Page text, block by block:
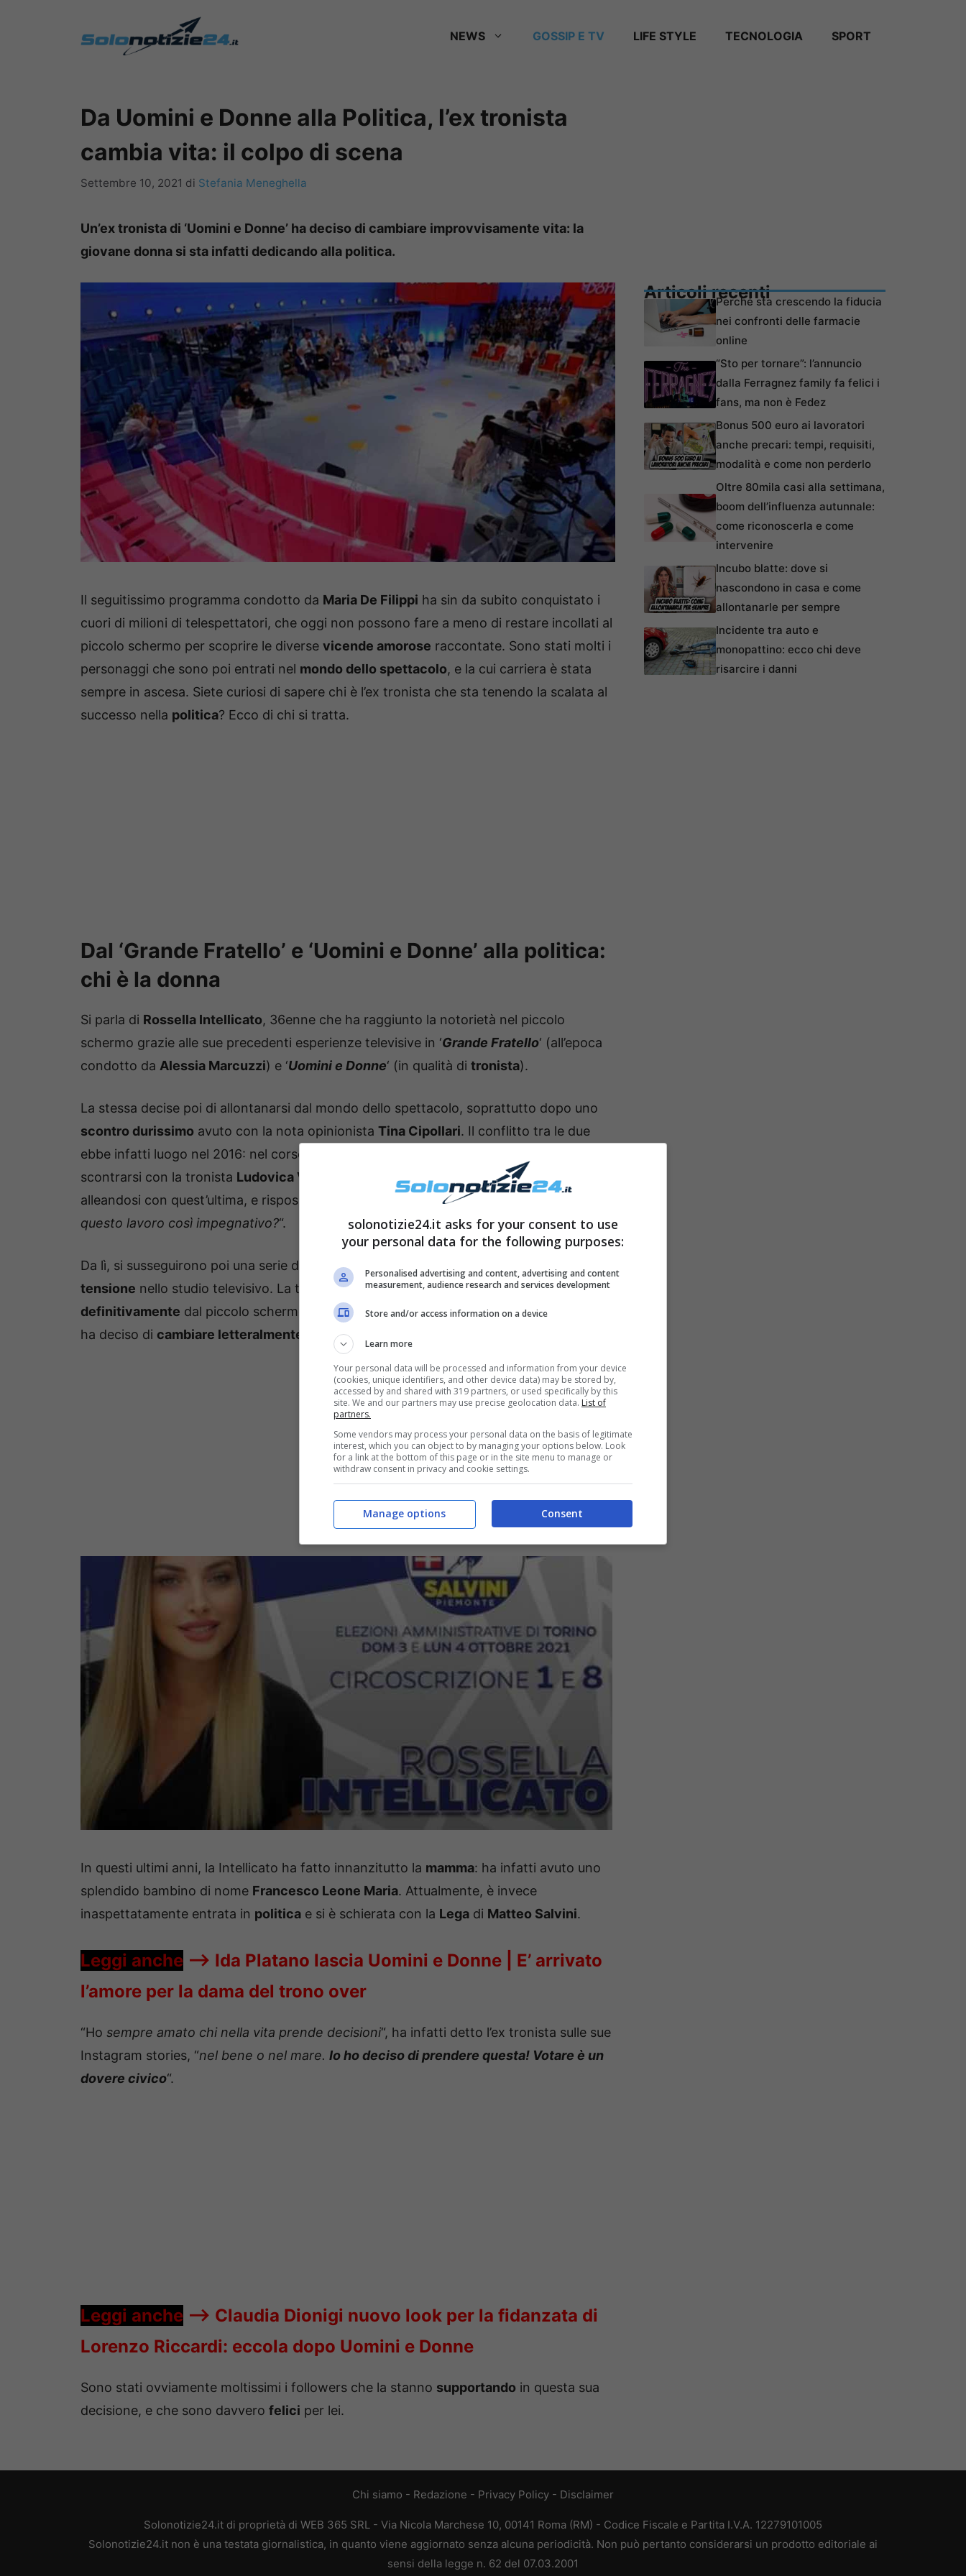
NEWS GOSSIP E TV LIFE STYLE TECNOLOGIA SPORT
Da Uomini e Donne alla Politica, l’ex tronista
cambia vita: il colpo di scena
Settembre 10, 2021 di Stefania Meneghella
Un’ex tronista di ‘Uomini e Donne’ ha deciso di cambiare improvvisamente vita: la
giovane donna si sta infatti dedicando alla politica.
Il seguitissimo programma condotto da Maria De Filippi ha sin da subito conquistato i
cuori di milioni di telespettatori, che oggi non possono fare a meno di restare incollati al
piccolo schermo per scoprire le diverse vicende amorose raccontate. Sono stati molti i
personaggi che sono poi entrati nel mondo dello spettacolo, e la cui carriera è stata
sempre in ascesa. Siete curiosi di sapere chi è l’ex tronista che sta tenendo la scalata al
successo nella politica? Ecco di chi si tratta.
Dal ‘Grande Fratello’ e ‘Uomini e Donne’ alla politica:
chi è la donna
Si parla di Rossella Intellicato, 36enne che ha raggiunto la notorietà nel piccolo
schermo grazie alle sue precedenti esperienze televisive in ‘Grande Fratello‘ (all’epoca
condotto da Alessia Marcuzzi) e ‘Uomini e Donne‘ (in qualità di tronista).
La stessa decise poi di allontanarsi dal mondo dello spettacolo, soprattutto dopo uno
scontro durissimo avuto con la nota opinionista Tina Cipollari. Il conflitto tra le due
ebbe infatti luogo nel 2016: nel corso della puntata, la Intellicato iniziò innanzitutto a
scontrarsi con la tronista Ludovica Valli
. La Cipollari decise così di intervenire,
alleandosi con quest’ultima, e rispose a Rossella affermando: “Ma cosa farai mai?
questo lavoro così impegnativo?“.
Da lì, si susseguirono poi una serie di altre frasi che portarono a creare un clima di
tensione nello studio televisivo. La tronista lasciò così il programma, escomparve
definitivamente dal piccolo schermo. Ma sapete cosa fa oggi? A quanto pare, Rossella
ha deciso di cambiare letteralmente vita
In questi ultimi anni, la Intellicato ha fatto innanzitutto la mamma: ha infatti avuto uno
splendido bambino di nome Francesco Leone Maria. Attualmente, è invece
inaspettatamente entrata in politica e si è schierata con la Lega di Matteo Salvini.
Leggi anche —-> Ida Platano lascia Uomini e Donne | E’ arrivato
l’amore per la dama del trono over
“Ho sempre amato chi nella vita prende decisioni“, ha infatti detto l’ex tronista sulle sue
Instagram stories, “nel bene o nel mare. Io ho deciso di prendere questa! Votare è un
dovere civico“.
Leggi anche —-> Claudia Dionigi nuovo look per la fidanzata di
Lorenzo Riccardi: eccola dopo Uomini e Donne
Sono stati ovviamente moltissimi i followers che la stanno supportando in questa sua
decisione, e che sono davvero felici per lei.
Articoli recentiPerché sta crescendo la fiducia
nei confronti delle farmacie
online
“Sto per tornare”: l’annuncio
dalla Ferragnez family fa felici i
fans, ma non è Fedez
Bonus 500 euro ai lavoratori
anche precari: tempi, requisiti,
modalità e come non perderlo
Oltre 80mila casi alla settimana,
boom dell’influenza autunnale:
come riconoscerla e come
intervenire
Incubo blatte: dove si
nascondono in casa e come
allontanarle per sempre
Incidente tra auto e
monopattino: ecco chi deve
risarcire i danni
Chi siamo - Redazione - Privacy Policy - Disclaimer
Solonotizie24.it di proprietà di WEB 365 SRL - Via Nicola Marchese 10, 00141 Roma (RM) - Codice Fiscale e Partita I.V.A. 12279101005
Solonotizie24.it non è una testata giornalistica, in quanto viene aggiornato senza alcuna periodicità. Non può pertanto considerarsi un prodotto editoriale ai
sensi della legge n. 62 del 07.03.2001
solonotizie24.it asks for your consent to use
your personal data for the following purposes:
Personalised advertising and content, advertising and content
measurement, audience research and services development
Store and/or access information on a device
Learn more
Your personal data will be processed and information from your device
(cookies, unique identifiers, and other device data) may be stored by,
accessed by and shared with 319 partners, or used specifically by this
site. We and our partners may use precise geolocation data. List of
partners.
Some vendors may process your personal data on the basis of legitimate
interest, which you can object to by managing your options below. Look
for a link at the bottom of this page or in the site menu to manage or
withdraw consent in privacy and cookie settings.
Consent
Manage options